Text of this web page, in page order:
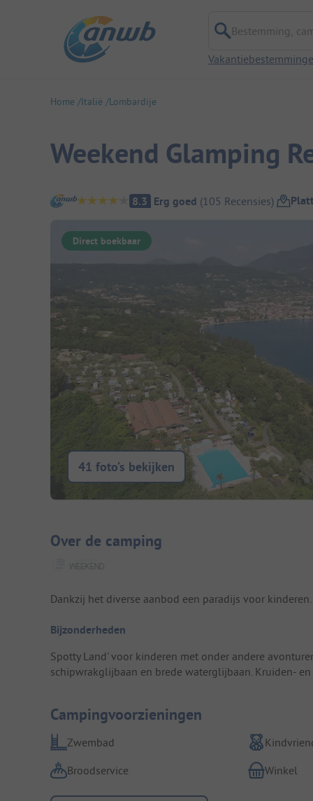
Bestemming,
Home Italië Lombardije
Weekend Glamping
Camping overzicht
8.3 Erg goed (105 Recensies)
Direct boekbaar
41 foto’s bekijken
Camping introductie
Over de camping
Dankzij het diverse aanbod een paradijs voor kinderen.
Bijzonderheden
Spotty Land' voor kinderen met onder andere
schipwrakglijbaan en brede waterglijbaan. Kruiden-
Campingvoorzieningen
Zwembad
Broodservice
Winkel